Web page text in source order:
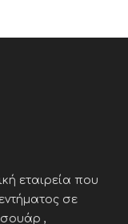
εταιρεία που
σε
,